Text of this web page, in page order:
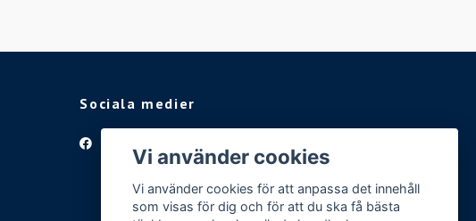
Sociala medier
Vi använder cookies
Vi använder cookies för att anpassa det innehåll
som visas för dig och för att du ska få bästa